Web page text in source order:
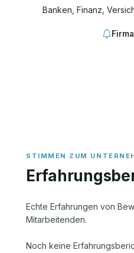
Banken, Finanz,
Echte Erfahrungen von
Mitarbeitenden.
Noch keine